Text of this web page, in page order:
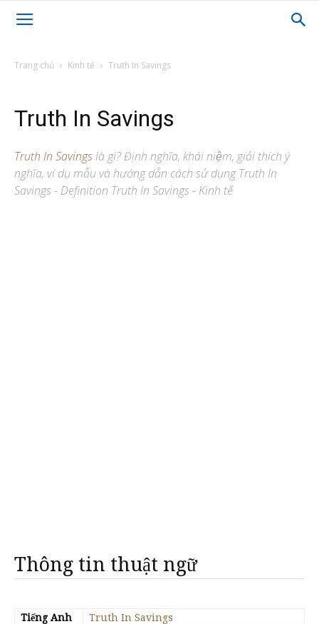
Trang chủ Kinh tế Truth In Savings
Truth In Savings
Truth In Savingslà gì? Định nghĩa, khái niệm, giải thích ý
nghĩa, ví dụ mẫu và hướng dẫn cách sử dụng Truth In
Savings - Definition Truth In Savings - Kinh tế
Thông tin thuật ngữ
Tiếng Anh
Truth In Savings